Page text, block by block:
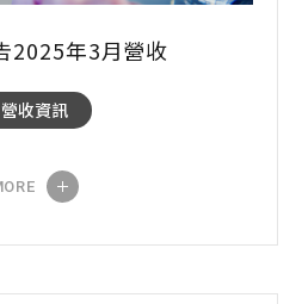
2025年3月營收
營收資訊